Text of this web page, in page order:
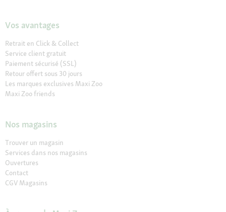
Vos avantages
Retrait en Click & Collect
Service client gratuit
Paiement sécurisé (SSL)
Retour offert sous 30 jours
Les marques exclusives Maxi Zoo
Maxi Zoo friends
Nos magasins
Trouver un magasin
Services dans nos magasins
Ouvertures
Contact
CGV Magasins